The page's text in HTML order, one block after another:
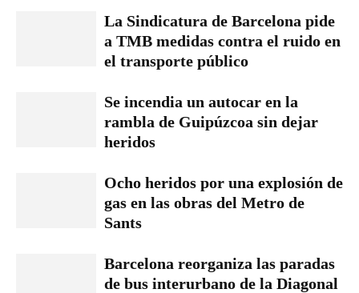
La Sindicatura de Barcelona pide
a TMB medidas contra el ruido en
el transporte público
Se incendia un autocar en la
rambla de Guipúzcoa sin dejar
heridos
Ocho heridos por una explosión de
gas en las obras del Metro de
Sants
Barcelona reorganiza las paradas
de bus interurbano de la Diagonal